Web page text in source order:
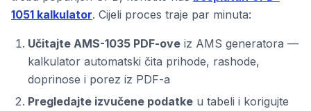
1051 kalkulator. Cijeli proces traje par minuta:
Učitajte AMS-1035 PDF-ove iz AMS generatora —
kalkulator automatski čita prihode, rashode,
doprinose i porez iz PDF-a
Pregledajte izvučene podatke u tabeli i korigujte